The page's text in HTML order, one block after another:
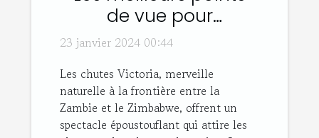
de vue pour
photographier les
23 janvier 2024 00:44
Les chutes Victoria, merveille
naturelle à la frontière entre la
Zambie et le Zimbabwe, offrent un
spectacle époustouflant qui attire les